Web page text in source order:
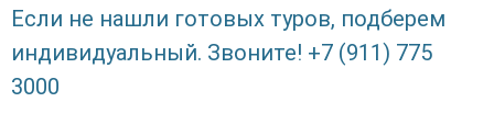
Если не нашли готовых туров, подберем
индивидуальный. Звоните! +7 (911) 775
3000